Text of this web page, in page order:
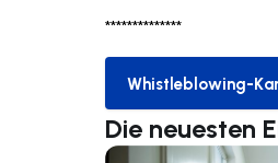
**************
Whistleblowing-
Die neuesten